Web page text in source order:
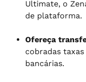
Ultimate, o
de plataforma.
Ofereça
cobradas
bancárias.